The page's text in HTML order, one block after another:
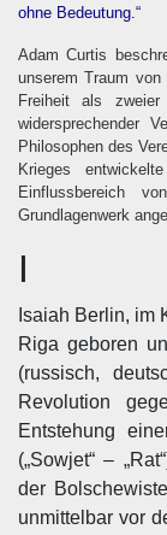
ohne Bedeutung.“
Adam Curtis
unserem Traum
Freiheit als zweier
widersprechender
Philosophen des
Krieges
Einflussbereich
Grundlagenwerk
I
Isaiah Berlin, im
Riga geboren
(russisch,
Revolution
Entstehung
(„Sowjet“ –
der
unmittelbar vor